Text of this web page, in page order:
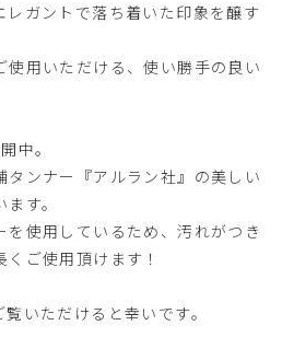
ガントで落ち着いた印象を醸す
用いただける、使い勝手の良い
中。
ンナー『アルラン社』の美しい
す。
使用しているため、汚れがつき
ご使用頂けます！
いただけると幸いです。